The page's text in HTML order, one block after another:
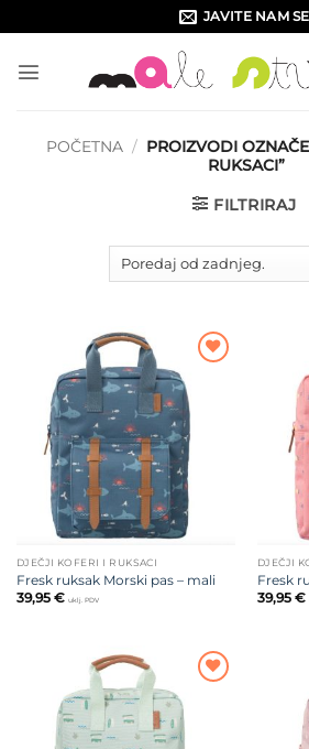
to
content
JAVITE NAM
POČETNA / PROIZVODI
RUKSACI”
FILTRIRAJ
Dodajte
na listu
želja
DJEČJI KOFERI I RUKSACI
Fresk ruksak Morski pas – mali
39,95 € uklj. PDV
DJEČJI
Fresk
39,95 €
na listu